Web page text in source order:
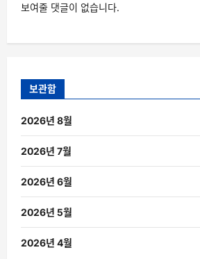
보여줄 댓글이 없습니다.
보관함
2026년 8월
2026년 7월
2026년 6월
2026년 5월
2026년 4월